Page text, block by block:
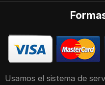
Usamos el sistema de